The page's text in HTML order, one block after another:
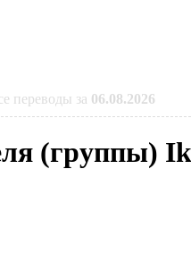
переводы за 06.08.2026
(группы)